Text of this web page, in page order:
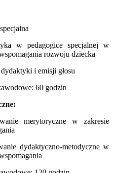
w pedagogice specjalnej w
rozwoju dziecka
i emisji głosu
60 godzin
merytoryczne w zakresie
dydaktyczno-metodyczne w